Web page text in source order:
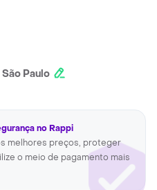
Paulo
no Rappi
melhores preços, proteger
o meio de pagamento mais